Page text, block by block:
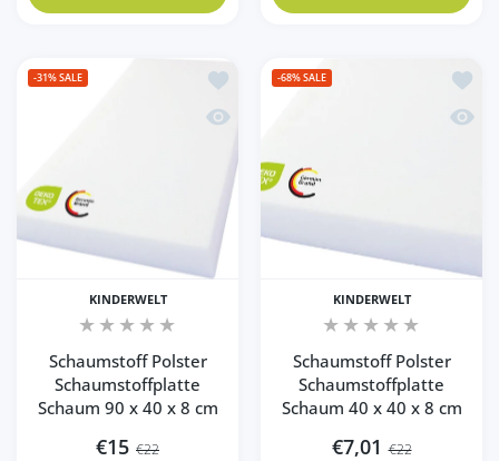
-31%SALE
Zur Wunschliste hinzufügen
Schnellansicht Schaumstoff Polster
KINDERWELT
Schaumstoff Polster
Schaumstoffplatte
Schaum 90 x 40 x 8 cm
€15 €22
-68%SALE
Zur
KINDERWELT
Schaumstoff Polster
Schaumstoffplatte
Schaum 40 x 40 x 8 cm
€7,01 €22